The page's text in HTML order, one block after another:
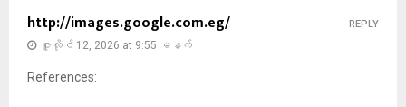
http://images.google.com.eg/
ဇူလိုင် 12, 2026 at 9:55 မနက်
References:
REPLY